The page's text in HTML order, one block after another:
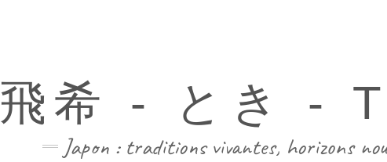
飛希 - とき -
Japon : traditions vivantes, horizons